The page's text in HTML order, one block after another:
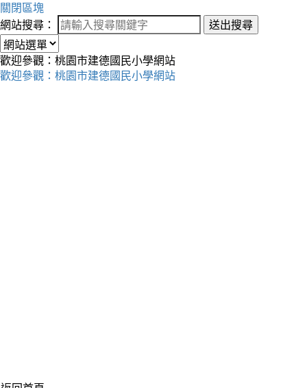
關閉區塊
網站搜尋：
送出搜尋
歡迎參觀：桃園市建德國民小學網站
歡迎參觀：桃園市建德國民小學網站